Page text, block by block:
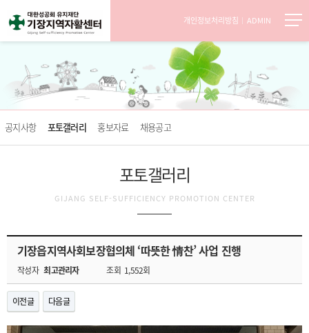
개인정보처리방침 ADMIN
공지사항 포토갤러리 홍보자료 채용공고
포토갤러리
GIJANG SELF-SUFFICIENCY PROMOTION CENTER
기장읍지역사회보장협의체 ‘따뜻한 情찬’ 사업 진행
작성자 최고관리자 조회 1,552회
이전글 다음글